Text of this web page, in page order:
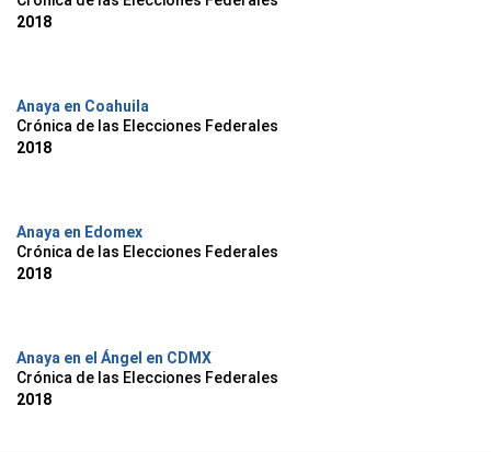
2018
Anaya en Coahuila
Crónica de las Elecciones Federales
2018
Anaya en Edomex
Crónica de las Elecciones Federales
2018
Anaya en el Ángel en CDMX
Crónica de las Elecciones Federales
2018